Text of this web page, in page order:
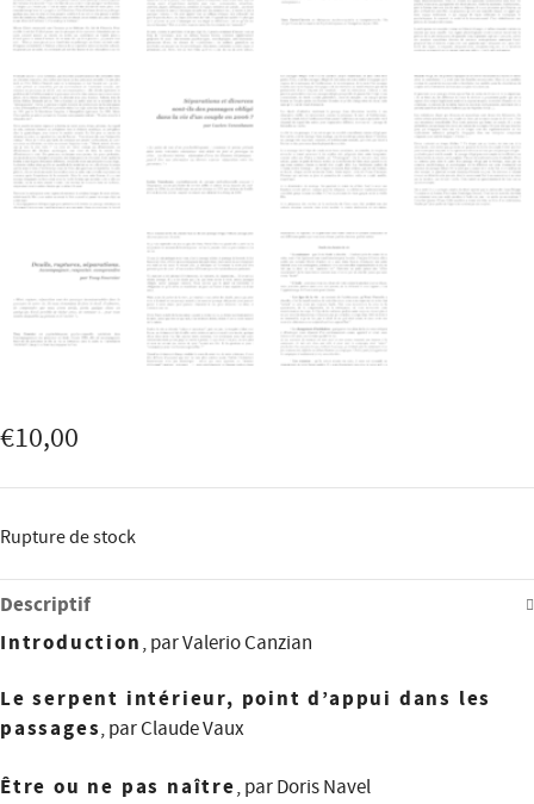
€10,00
Rupture de stock
Descriptif
Introduction, par Valerio Canzian
Le serpent intérieur, point d’appui dans les
passages, par Claude Vaux
Être ou ne pas naître, par Doris Navel